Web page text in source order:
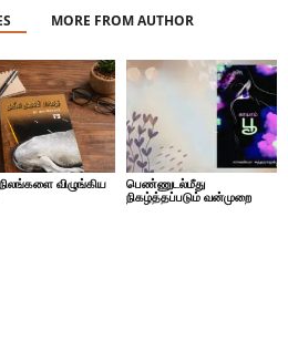
MORE FROM AUTHOR
விழுங்கிய
பெண்ணுடல்மீது
நிகழ்த்தப்படும் வன்முறை